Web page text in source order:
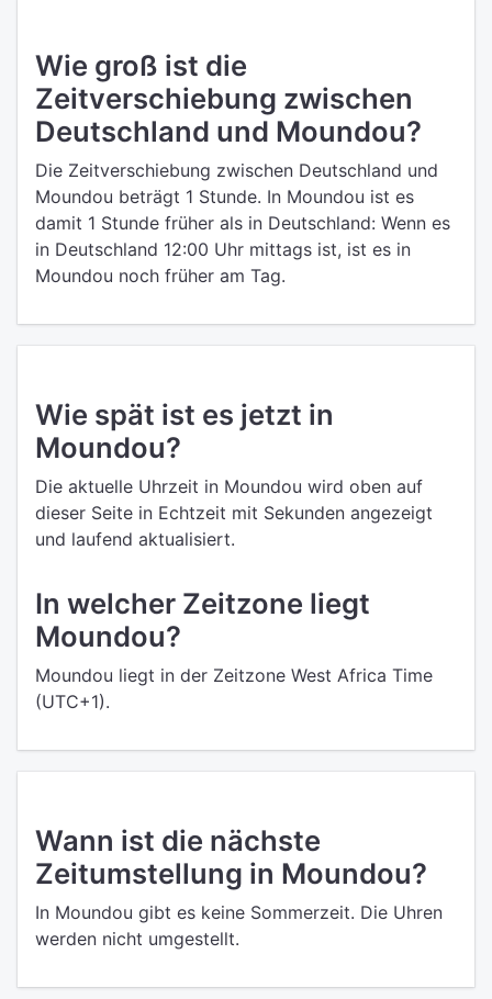
Wie groß ist die
Zeitverschiebung zwischen
Deutschland und Moundou?
Die Zeitverschiebung zwischen Deutschland und
Moundou beträgt 1 Stunde. In Moundou ist es
damit 1 Stunde früher als in Deutschland: Wenn es
in Deutschland 12:00 Uhr mittags ist, ist es in
Moundou noch früher am Tag.
Wie spät ist es jetzt in
Moundou?
Die aktuelle Uhrzeit in Moundou wird oben auf
dieser Seite in Echtzeit mit Sekunden angezeigt
und laufend aktualisiert.
In welcher Zeitzone liegt
Moundou?
Moundou liegt in der Zeitzone West Africa Time
(UTC+1).
Wann ist die nächste
Zeitumstellung in Moundou?
In Moundou gibt es keine Sommerzeit. Die Uhren
werden nicht umgestellt.